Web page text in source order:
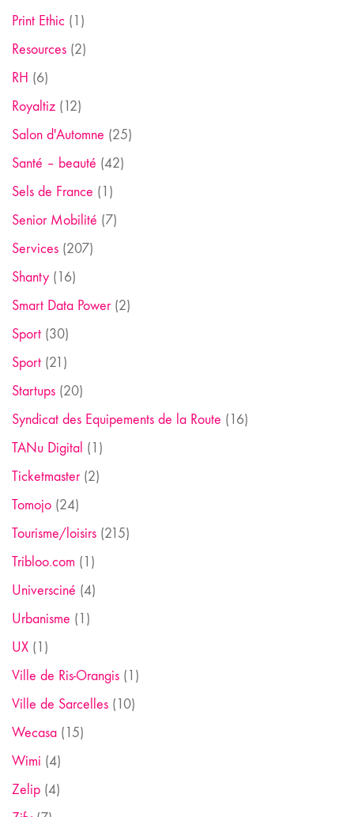
Print Ethic (1)
Resources (2)
RH (6)
Royaltiz (12)
Salon d'Automne (25)
Santé – beauté (42)
Sels de France (1)
Senior Mobilité (7)
Services (207)
Shanty (16)
Smart Data Power(2)
Sport (30)
Sport (21)
Startups (20)
Syndicat des Equipements de la Route (16)
TANu Digital (1)
Ticketmaster(2)
Tomojo (24)
Tourisme/loisirs (215)
Tribloo.com (1)
Universciné (4)
Urbanisme (1)
UX (1)
Ville de Ris-Orangis (1)
Ville de Sarcelles (10)
Wecasa (15)
Wimi (4)
Zelip (4)